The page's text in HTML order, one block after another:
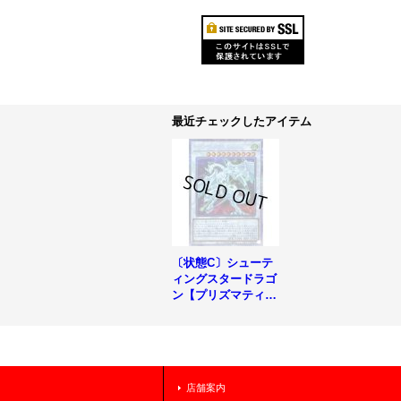
最近チェックしたアイテム
〔状態C〕シューテ
ィングスタードラゴ
ン【プリズマティッ
店舗案内